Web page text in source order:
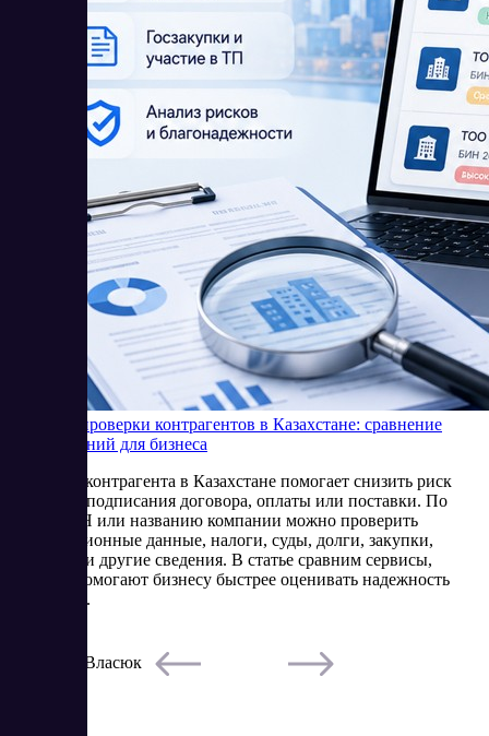
Сервисы проверки контрагентов в Казахстане: сравнение
SaaS-решений для бизнеса
Проверка контрагента в Казахстане помогает снизить риск
сделки до подписания договора, оплаты или поставки. По
БИН, ИИН или названию компании можно проверить
регистрационные данные, налоги, суды, долги, закупки,
лицензии и другие сведения. В статье сравним сервисы,
которые помогают бизнесу быстрее оценивать надежность
партнеров.
Елена Власюк